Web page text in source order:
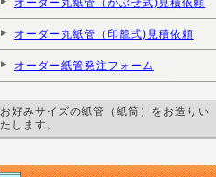
オーダー丸紙管（かぶせ式)見積依頼
オーダー丸紙管（印籠式)見積依頼
オーダー紙管発注フォーム
お好みサイズの紙管（紙筒）をお造りい
たします。